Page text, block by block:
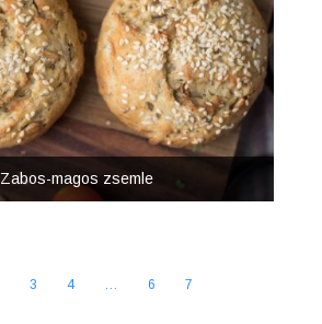
Zabos-magos zsemle
3 4 … 6 7